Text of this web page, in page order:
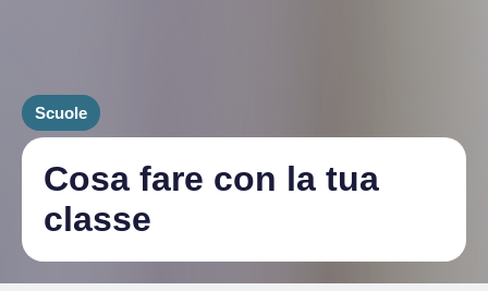
Scuole
Cosa fare con la tua
classe